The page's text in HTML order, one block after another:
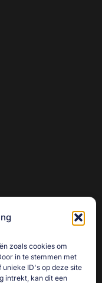
zoals cookies om
in te stemmen met
ID's op deze site
intrekt, kan dit een